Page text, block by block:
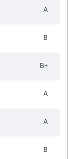
А
B
B+
А
А
B